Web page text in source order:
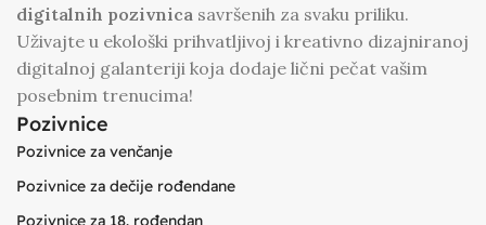
digitalnih pozivnica savršenih za svaku priliku.
Uživajte u ekološki prihvatljivoj i kreativno dizajniranoj
digitalnoj galanteriji koja dodaje lični pečat vašim
posebnim trenucima!
Pozivnice
Pozivnice za venčanje
Pozivnice za dečije rođendane
Pozivnice za 18. rođendan